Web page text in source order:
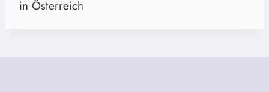
in Österreich